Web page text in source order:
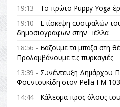
19:13 - Το πρώτο Puppy Yoga
19:10 - Επίσκεψη αυστραλών
δημοσιογράφων στην Πέλλα
18:56 - Βάζουμε τα μπάζα στη
Προλαμβάνουμε τις πυρκαγιές
13:39 - Συνέντευξη Δημάρχου
Φουντουκίδη στον Pella FM
14:44 - Κάλεσμα προς όλους